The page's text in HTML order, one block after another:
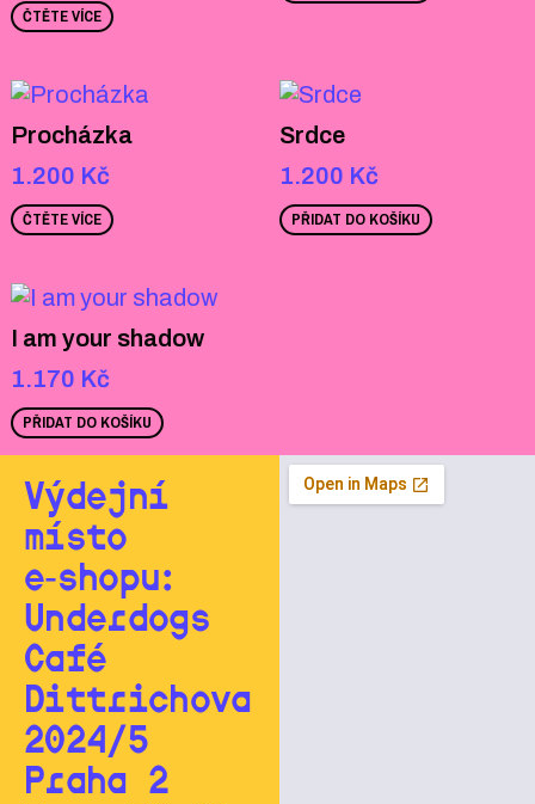
ČTĚTE VÍCE
Procházka
1.200 Kč
ČTĚTE VÍCE
Srdce
1.200 Kč
PŘIDAT DO KOŠÍKU
I am your shadow
1.170 Kč
PŘIDAT DO KOŠÍKU
Výdejní
místo
e‑shopu:
Underdogs
Café
Dittrichova
2024/5
Praha 2